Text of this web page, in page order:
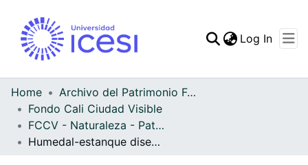
Log In
Home
Archivo del Patrimonio Fotográfico y Fílmico del Valle del Cauca
Fondo Cali Ciudad Visible
FCCV - Naturaleza - Patrimonial
Humedal-estanque diseñado para la biodiversidad, rodeado de diferentes helechos y plantas de la región